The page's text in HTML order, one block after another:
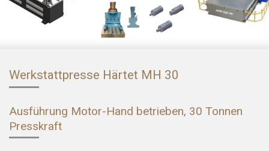
Werkstattpresse Härtet MH 30
Ausführung Motor-Hand betrieben, 30 Tonnen
Presskraft